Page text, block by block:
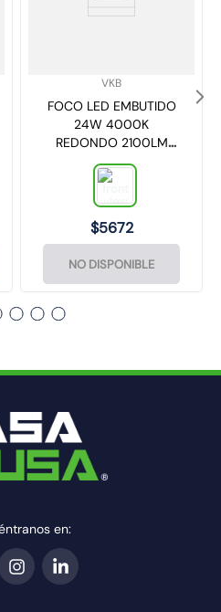
VKB
FOCO LED EMBUTIDO
24W 4000K
REDONDO 2100LM
1525424 VKB
$5672
NO DISPONIBLE
en: